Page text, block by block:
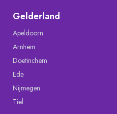
Gelderland
Apeldoorn
Arnhem
Doetinchem
Ede
Nijmegen
Tiel